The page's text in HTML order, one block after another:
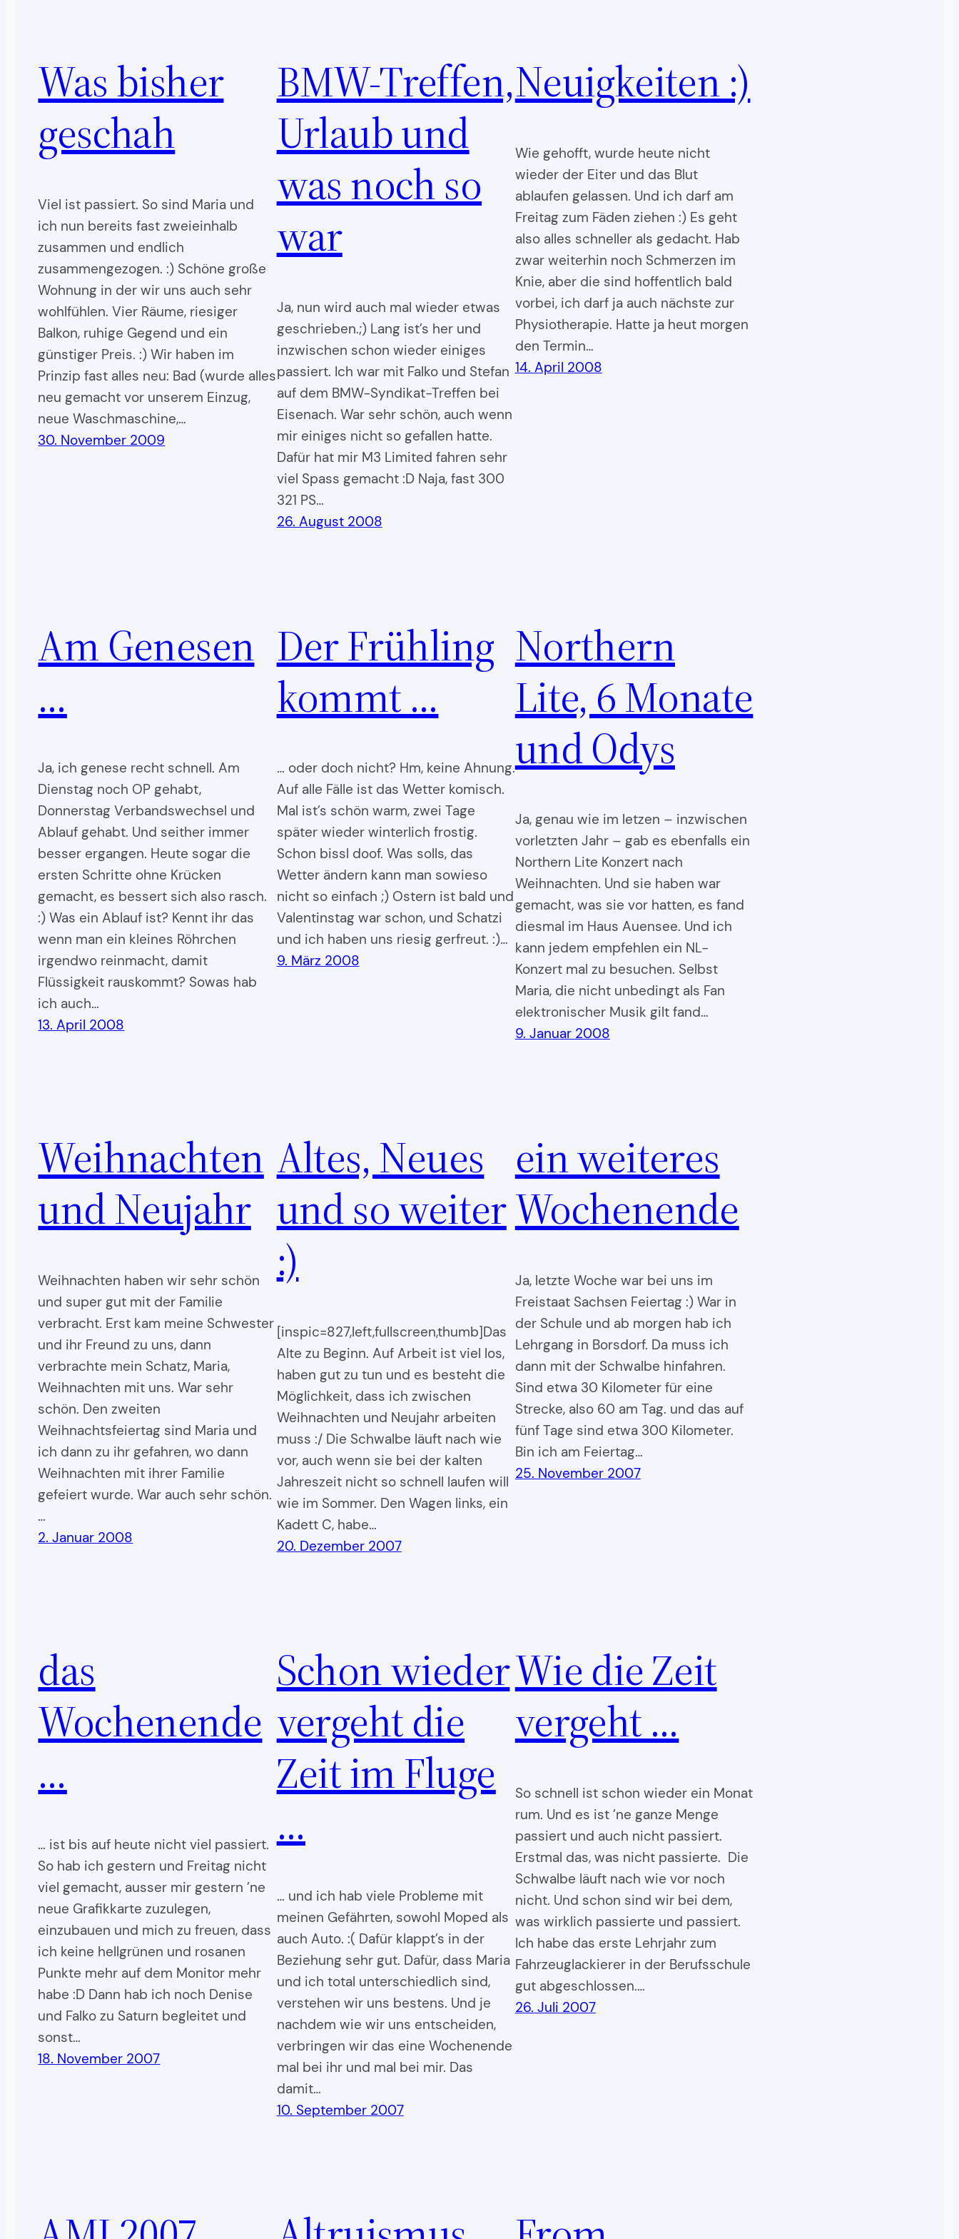
Was bisher
geschah
Viel ist passiert. So sind Maria und
ich nun bereits fast zweieinhalb
zusammen und endlich
zusammengezogen. :) Schöne große
Wohnung in der wir uns auch sehr
wohlfühlen. Vier Räume, riesiger
Balkon, ruhige Gegend und ein
günstiger Preis. :) Wir haben im
Prinzip fast alles neu: Bad (wurde alles
neu gemacht vor unserem Einzug,
neue Waschmaschine,…
30. November 2009
BMW-Treffen,
Urlaub und
was noch so
war
Ja, nun wird auch mal wieder etwas
geschrieben.;) Lang ist’s her und
inzwischen schon wieder einiges
passiert. Ich war mit Falko und Stefan
auf dem BMW-Syndikat-Treffen bei
Eisenach. War sehr schön, auch wenn
mir einiges nicht so gefallen hatte.
Dafür hat mir M3 Limited fahren sehr
viel Spass gemacht :D Naja, fast 300
321 PS…
26. August 2008
Neuigkeiten :)
Wie gehofft, wurde heute nicht
wieder der Eiter und das Blut
ablaufen gelassen. Und ich darf am
Freitag zum Fäden ziehen :) Es geht
also alles schneller als gedacht. Hab
zwar weiterhin noch Schmerzen im
Knie, aber die sind hoffentlich bald
vorbei, ich darf ja auch nächste zur
Physiotherapie. Hatte ja heut morgen
den Termin…
14. April 2008
Am Genesen
…
Ja, ich genese recht schnell. Am
Dienstag noch OP gehabt,
Donnerstag Verbandswechsel und
Ablauf gehabt. Und seither immer
besser ergangen. Heute sogar die
ersten Schritte ohne Krücken
gemacht, es bessert sich also rasch.
:) Was ein Ablauf ist? Kennt ihr das
wenn man ein kleines Röhrchen
irgendwo reinmacht, damit
Flüssigkeit rauskommt? Sowas hab
ich auch…
13. April 2008
Der Frühling
kommt …
… oder doch nicht? Hm, keine Ahnung.
Auf alle Fälle ist das Wetter komisch.
Mal ist’s schön warm, zwei Tage
später wieder winterlich frostig.
Schon bissl doof. Was solls, das
Wetter ändern kann man sowieso
nicht so einfach ;) Ostern ist bald und
Valentinstag war schon, und Schatzi
und ich haben uns riesig gerfreut. :)…
9. März 2008
Northern
Lite, 6 Monate
und Odys
Ja, genau wie im letzen – inzwischen
vorletzten Jahr – gab es ebenfalls ein
Northern Lite Konzert nach
Weihnachten. Und sie haben war
gemacht, was sie vor hatten, es fand
diesmal im Haus Auensee. Und ich
kann jedem empfehlen ein NL-
Konzert mal zu besuchen. Selbst
Maria, die nicht unbedingt als Fan
elektronischer Musik gilt fand…
9. Januar 2008
Weihnachten
und Neujahr
Weihnachten haben wir sehr schön
und super gut mit der Familie
verbracht. Erst kam meine Schwester
und ihr Freund zu uns, dann
verbrachte mein Schatz, Maria,
Weihnachten mit uns. War sehr
schön. Den zweiten
Weihnachtsfeiertag sind Maria und
ich dann zu ihr gefahren, wo dann
Weihnachten mit ihrer Familie
gefeiert wurde. War auch sehr schön.
…
2. Januar 2008
Altes, Neues
und so weiter
:)
[inspic=827,left,fullscreen,thumb]Das
Alte zu Beginn. Auf Arbeit ist viel los,
haben gut zu tun und es besteht die
Möglichkeit, dass ich zwischen
Weihnachten und Neujahr arbeiten
muss :/ Die Schwalbe läuft nach wie
vor, auch wenn sie bei der kalten
Jahreszeit nicht so schnell laufen will
wie im Sommer. Den Wagen links, ein
Kadett C, habe…
20. Dezember 2007
ein weiteres
Wochenende
Ja, letzte Woche war bei uns im
Freistaat Sachsen Feiertag :) War in
der Schule und ab morgen hab ich
Lehrgang in Borsdorf. Da muss ich
dann mit der Schwalbe hinfahren.
Sind etwa 30 Kilometer für eine
Strecke, also 60 am Tag. und das auf
fünf Tage sind etwa 300 Kilometer.
Bin ich am Feiertag…
25. November 2007
das
Wochenende
…
… ist bis auf heute nicht viel passiert.
So hab ich gestern und Freitag nicht
viel gemacht, ausser mir gestern ’ne
neue Grafikkarte zuzulegen,
einzubauen und mich zu freuen, dass
ich keine hellgrünen und rosanen
Punkte mehr auf dem Monitor mehr
habe :D Dann hab ich noch Denise
und Falko zu Saturn begleitet und
sonst…
18. November 2007
Schon wieder
vergeht die
Zeit im Fluge
…
… und ich hab viele Probleme mit
meinen Gefährten, sowohl Moped als
auch Auto. :( Dafür klappt’s in der
Beziehung sehr gut. Dafür, dass Maria
und ich total unterschiedlich sind,
verstehen wir uns bestens. Und je
nachdem wie wir uns entscheiden,
verbringen wir das eine Wochenende
mal bei ihr und mal bei mir. Das
damit…
10. September 2007
Wie die Zeit
vergeht …
So schnell ist schon wieder ein Monat
rum. Und es ist ’ne ganze Menge
passiert und auch nicht passiert.
Erstmal das, was nicht passierte. Die
Schwalbe läuft nach wie vor noch
nicht. Und schon sind wir bei dem,
was wirklich passierte und passiert.
Ich habe das erste Lehrjahr zum
Fahrzeuglackierer in der Berufsschule
gut abgeschlossen.…
26. Juli 2007